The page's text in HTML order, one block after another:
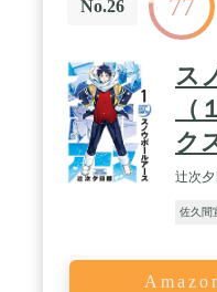
No.26 77
ス
（
ク
辻次
佐久間